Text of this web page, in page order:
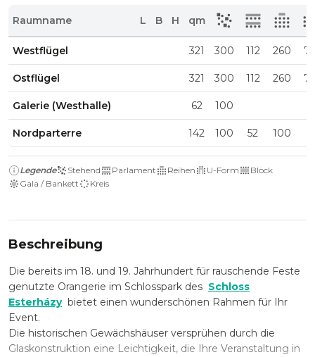
Raumname L B H qm
Westflügel 321 300 112 260
Ostflügel 321 300 112 260
Galerie (Westhalle) 62 100
Nordparterre 142 100 52 100
Legende Stehend Parlament Reihen U-Form
Block
Gala / Bankett
Kreis
Beschreibung
Die bereits im 18. und 19. Jahrhundert für rauschende Feste
genutzte Orangerie im Schlosspark des Schloss
Esterházybietet einen wunderschönen Rahmen für Ihr
Event.
Die historischen Gewächshäuser versprühen durch die
Glaskonstruktion eine Leichtigkeit, die Ihre Veranstaltung in